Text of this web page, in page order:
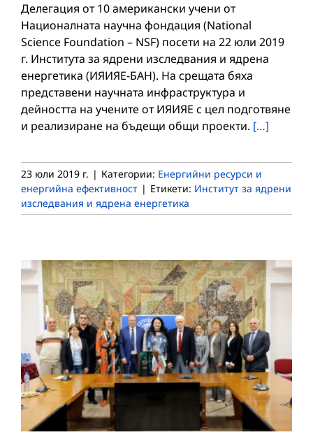
Делегация от 10 американски учени от
Националната научна фондация (National
Science Foundation – NSF) посети на 22 юли 2019
г. Института за ядрени изследвания и ядрена
енергетика (ИЯИЯЕ-БАН). На срещата бяха
представени научната инфраструктура и
дейността на учените от ИЯИЯЕ с цел подготвяне
и реализиране на бъдещи общи проекти. […]
23 юли 2019 г. | Категории: Енергийни ресурси и
енергийна ефективност | Етикети: Институт за ядрени
изследвания и ядрена енергетика